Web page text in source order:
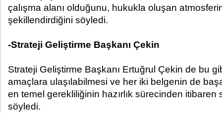
çalışma alanı olduğunu, hukukla oluşan
şekillendirdiğini söyledi.
-Strateji Geliştirme Başkanı Çekin
Strateji Geliştirme Başkanı Ertuğrul Çekin de bu
amaçlara ulaşılabilmesi ve her iki belgenin de
en temel gerekliliğinin hazırlık sürecinden
söyledi.